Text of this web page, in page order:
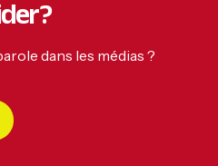
?
dans les médias ?